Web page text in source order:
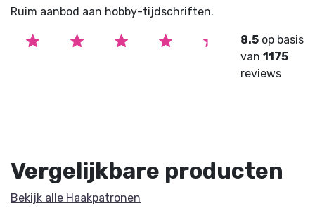
Ruim aanbod aan hobby-tijdschriften.
8.5 op basis
van1175
reviews
Vergelijkbare producten
Bekijk alle Haakpatronen